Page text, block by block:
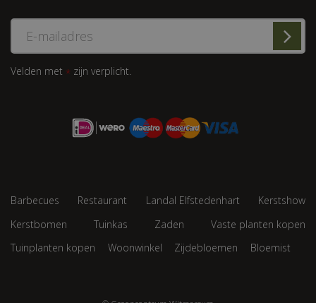
Velden met * zijn verplicht.
Barbecues Restaurant Landal Elfstedenhart
Kerstshow
Kerstbomen
Tuinkas Zaden
Vaste planten kopen
Tuinplanten kopen
Woonwinkel Zijdebloemen Bloemist